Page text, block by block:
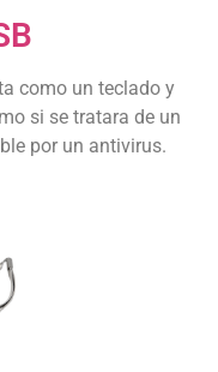
como un teclado y
si se tratara de un
por un antivirus.